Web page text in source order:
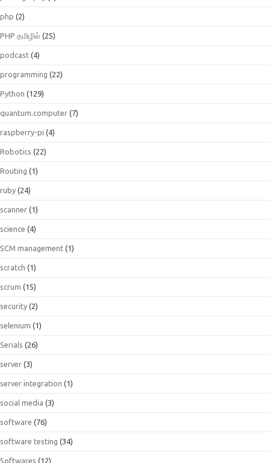
php (2)
PHP தமிழில் (25)
podcast (4)
programming (22)
Python (129)
quantum.computer (7)
raspberry-pi (4)
Robotics (22)
Routing (1)
ruby (24)
scanner (1)
science (4)
SCM management (1)
scratch (1)
scrum (15)
security (2)
selenium (1)
Serials (26)
server (3)
server integration (1)
social media (3)
software (76)
software testing (34)
Softwares (12)